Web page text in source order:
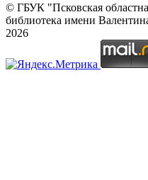
© ГБУК "Псковская
библиотека имени
2026